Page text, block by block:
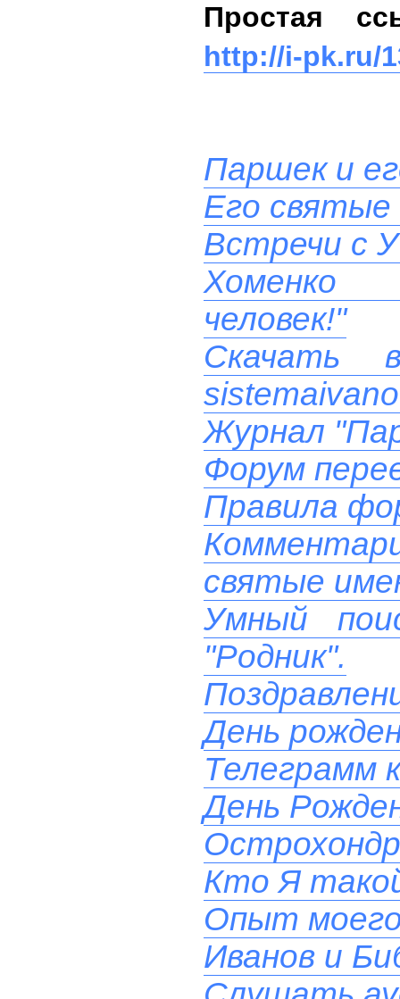
Простая
http://i-pk.ru/
Паршек и
Его святые
Встречи с
Хоменко
человек!"
Скачать
Журнал
Форум
Правила
святые
Умный
"Родник".
День
Телеграмм
День
Кто Я
Опыт
Иванов и